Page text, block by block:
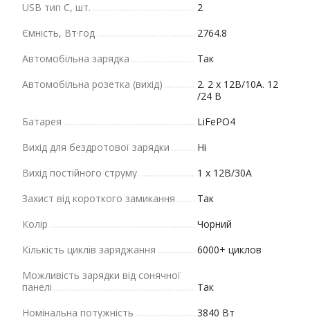
USB тип C, шт.
2
Ємність, Вт·год
2764.8
Автомобільна зарядка
Так
Автомобільна розетка (вихід)
2. 2 х 12В/10A. 12
/24 В
Батарея
LiFePO4
Вихід для бездротової зарядки
Ні
Вихід постійного струму
1 х 12В/30А
Захист від короткого замикання
Так
Колір
Чорний
Кількість циклів заряджання
6000+ циклов
Можливість зарядки від сонячної
панелі
Так
Номінальна потужність
3840 Вт